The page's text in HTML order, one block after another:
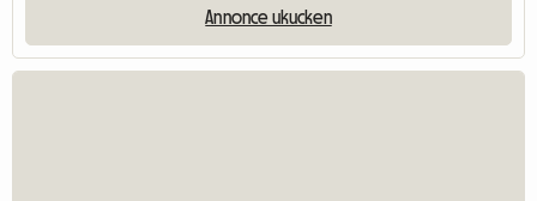
Annonce ukucken